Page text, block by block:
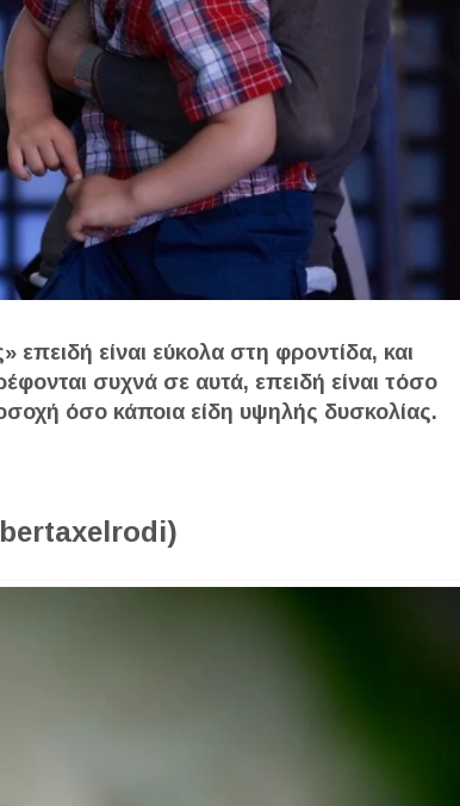
επειδή είναι εύκολα στη φροντίδα, και
συχνά σε αυτά, επειδή είναι τόσο
όσο κάποια είδη υψηλής δυσκολίας.